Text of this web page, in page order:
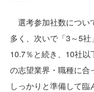
選考参加社数につい
多く、次いで「3～5
10.7％と続き、10社
の志望業界・職種に合
しっかりと準備して臨